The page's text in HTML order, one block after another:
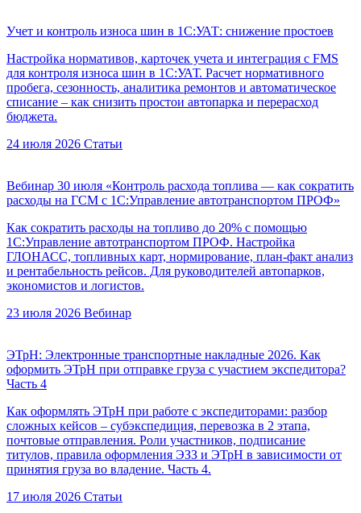
Учет и контроль износа шин в 1С:УАТ: снижение простоев
Настройка нормативов, карточек учета и интеграция с FMS
для контроля износа шин в 1С:УАТ. Расчет нормативного
пробега, сезонность, аналитика ремонтов и автоматическое
списание – как снизить простои автопарка и перерасход
бюджета.
24 июля 2026 Статьи
Вебинар 30 июля «Контроль расхода топлива — как сократить
расходы на ГСМ с 1С:Управление автотранспортом ПРОФ»
Как сократить расходы на топливо до 20% с помощью
1С:Управление автотранспортом ПРОФ. Настройка
ГЛОНАСС, топливных карт, нормирование, план-факт анализ
и рентабельность рейсов. Для руководителей автопарков,
экономистов и логистов.
23 июля 2026 Вебинар
ЭТрН: Электронные транспортные накладные 2026. Как
оформить ЭТрН при отправке груза с участием экспедитора?
Часть 4
Как оформлять ЭТрН при работе с экспедиторами: разбор
сложных кейсов – субэкспедиция, перевозка в 2 этапа,
почтовые отправления. Роли участников, подписание
титулов, правила оформления ЭЗЗ и ЭТрН в зависимости от
принятия груза во владение. Часть 4.
17 июля 2026 Статьи